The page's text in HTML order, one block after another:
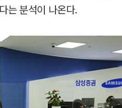
는 분석이 나온다.